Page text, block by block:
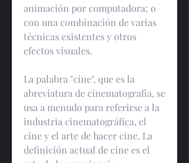
animación por computadora; o
con una combinación de varias
técnicas existentes y otros
efectos visuales.
La palabra "cine", que es la
abreviatura de cinematografía, se
usa a menudo para referirse a la
industria cinematográfica, el
cine y el arte de hacer cine. La
definición actual de cine es el